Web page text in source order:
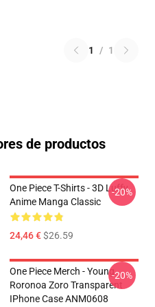
1 / 1
de productos
One Piece T-Shirts - 3D Luffy
Anime Manga Classic
24,46 €$26.59
-20%
One Piece Merch - Young
Roronoa Zoro Transparent
IPhone Case ANM0608
-20%